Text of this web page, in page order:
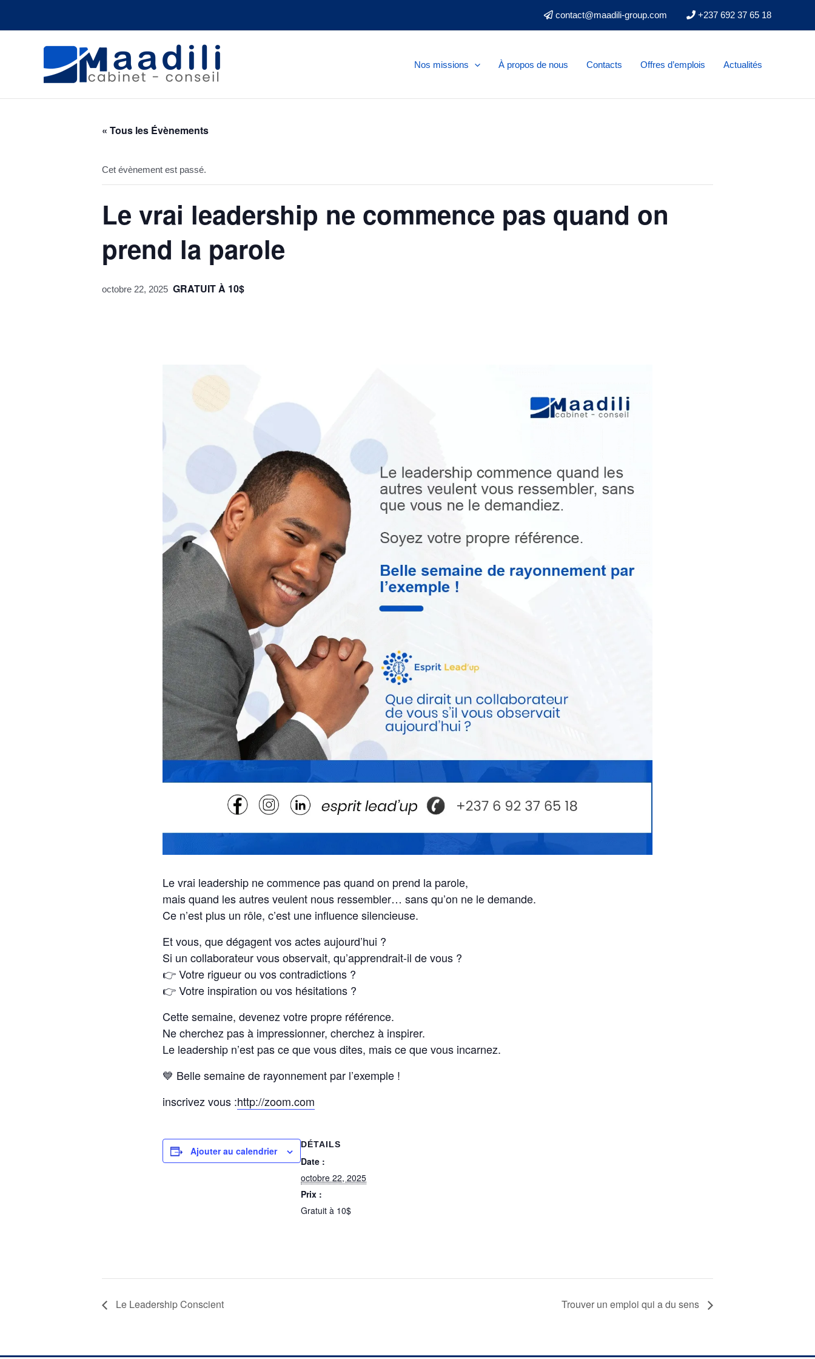
contact@maadili-group.com +237 692 37 65 18
Nos missions À propos de nous Contacts Offres d’emplois Actualités
« Tous les Évènements
Cet évènement est passé.
Le vrai leadership ne commence pas quand on
prend la parole
octobre 22, 2025 GRATUIT À 10$
Le vrai leadership ne commence pas quand on prend la parole,
mais quand les autres veulent nous ressembler… sans qu’on ne le demande.
Ce n’est plus un rôle, c’est une influence silencieuse.
Et vous, que dégagent vos actes aujourd’hui ?
Si un collaborateur vous observait, qu’apprendrait-il de vous ?
👉 Votre rigueur ou vos contradictions ?
👉 Votre inspiration ou vos hésitations ?
Cette semaine, devenez votre propre référence.
Ne cherchez pas à impressionner, cherchez à inspirer.
Le leadership n’est pas ce que vous dites, mais ce que vous incarnez.
💙 Belle semaine de rayonnement par l’exemple !
inscrivez vous :http://zoom.com
Ajouter au calendrier
DÉTAILS
Date :
octobre 22, 2025
Prix :
Gratuit à 10$
Le Leadership Conscient Trouver un emploi qui a du sens